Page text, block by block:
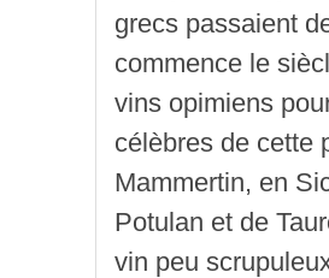
grecs passaient
commence le
vins opimiens
célèbres de cette
Mammertin, en
Potulan et de
vin peu